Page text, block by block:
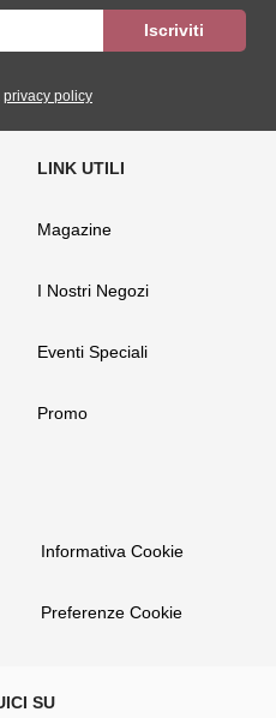
privacy policy
Magazine
I Nostri Negozi
Eventi Speciali
Promo
Informativa Cookie
Preferenze Cookie